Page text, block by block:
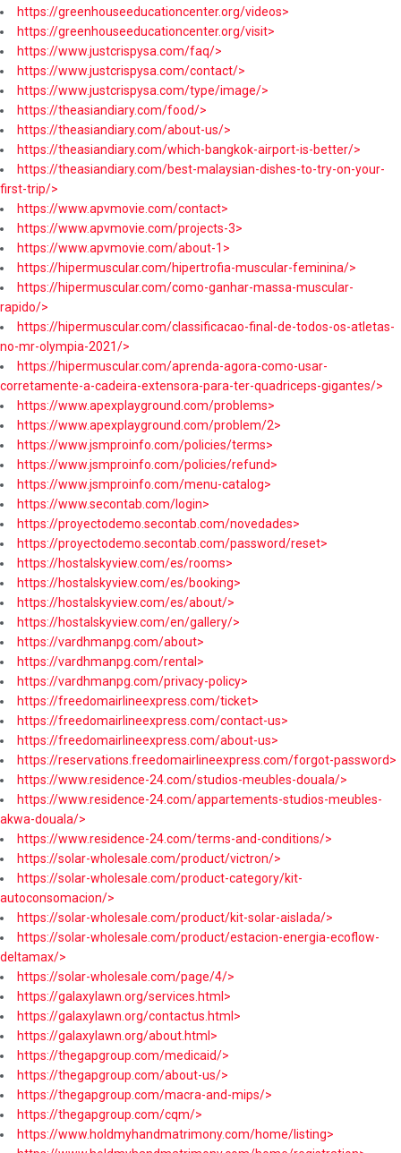
https://greenhouseeducationcenter.org/videos>
https://greenhouseeducationcenter.org/visit>
https://www.justcrispysa.com/faq/>
https://www.justcrispysa.com/contact/>
https://www.justcrispysa.com/type/image/>
https://theasiandiary.com/food/>
https://theasiandiary.com/about-us/>
https://theasiandiary.com/which-bangkok-airport-is-better/>
https://theasiandiary.com/best-malaysian-dishes-to-try-on-your-
first-trip/>
https://www.apvmovie.com/contact>
https://www.apvmovie.com/projects-3>
https://www.apvmovie.com/about-1>
https://hipermuscular.com/hipertrofia-muscular-feminina/>
https://hipermuscular.com/como-ganhar-massa-muscular-
rapido/>
https://hipermuscular.com/classificacao-final-de-todos-os-atletas-
no-mr-olympia-2021/>
https://hipermuscular.com/aprenda-agora-como-usar-
corretamente-a-cadeira-extensora-para-ter-quadriceps-gigantes/>
https://www.apexplayground.com/problems>
https://www.apexplayground.com/problem/2>
https://www.jsmproinfo.com/policies/terms>
https://www.jsmproinfo.com/policies/refund>
https://www.jsmproinfo.com/menu-catalog>
https://www.secontab.com/login>
https://proyectodemo.secontab.com/novedades>
https://proyectodemo.secontab.com/password/reset>
https://hostalskyview.com/es/rooms>
https://hostalskyview.com/es/booking>
https://hostalskyview.com/es/about/>
https://hostalskyview.com/en/gallery/>
https://vardhmanpg.com/about>
https://vardhmanpg.com/rental>
https://vardhmanpg.com/privacy-policy>
https://freedomairlineexpress.com/ticket>
https://freedomairlineexpress.com/contact-us>
https://freedomairlineexpress.com/about-us>
https://reservations.freedomairlineexpress.com/forgot-password>
https://www.residence-24.com/studios-meubles-douala/>
https://www.residence-24.com/appartements-studios-meubles-
akwa-douala/>
https://www.residence-24.com/terms-and-conditions/>
https://solar-wholesale.com/product/victron/>
https://solar-wholesale.com/product-category/kit-
autoconsomacion/>
https://solar-wholesale.com/product/kit-solar-aislada/>
https://solar-wholesale.com/product/estacion-energia-ecoflow-
deltamax/>
https://solar-wholesale.com/page/4/>
https://galaxylawn.org/services.html>
https://galaxylawn.org/contactus.html>
https://galaxylawn.org/about.html>
https://thegapgroup.com/medicaid/>
https://thegapgroup.com/about-us/>
https://thegapgroup.com/macra-and-mips/>
https://thegapgroup.com/cqm/>
https://www.holdmyhandmatrimony.com/home/listing>